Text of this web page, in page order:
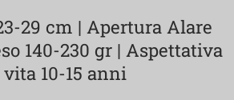
29 cm | Apertura Alare
140-230 gr | Aspettativa
10-15 anni